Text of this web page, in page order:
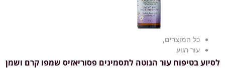
כל המוצרים,
עור רגוע
לסיוע בטיפוח עור הנוטה לתסמינים פסוריאזיס שמפו קרם ושמן